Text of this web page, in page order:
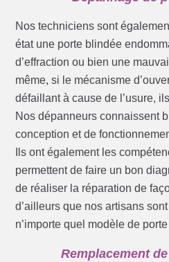
Nos techniciens sont
état une porte blindée
d’effraction ou bien une
même, si le mécanisme
défaillant à cause de l’usure,
Nos dépanneurs connaissent
conception et de
Ils ont également les
permettent de faire un bon
de réaliser la réparation de
d’ailleurs que nos artisans
n’importe quel modèle de
Remplacement